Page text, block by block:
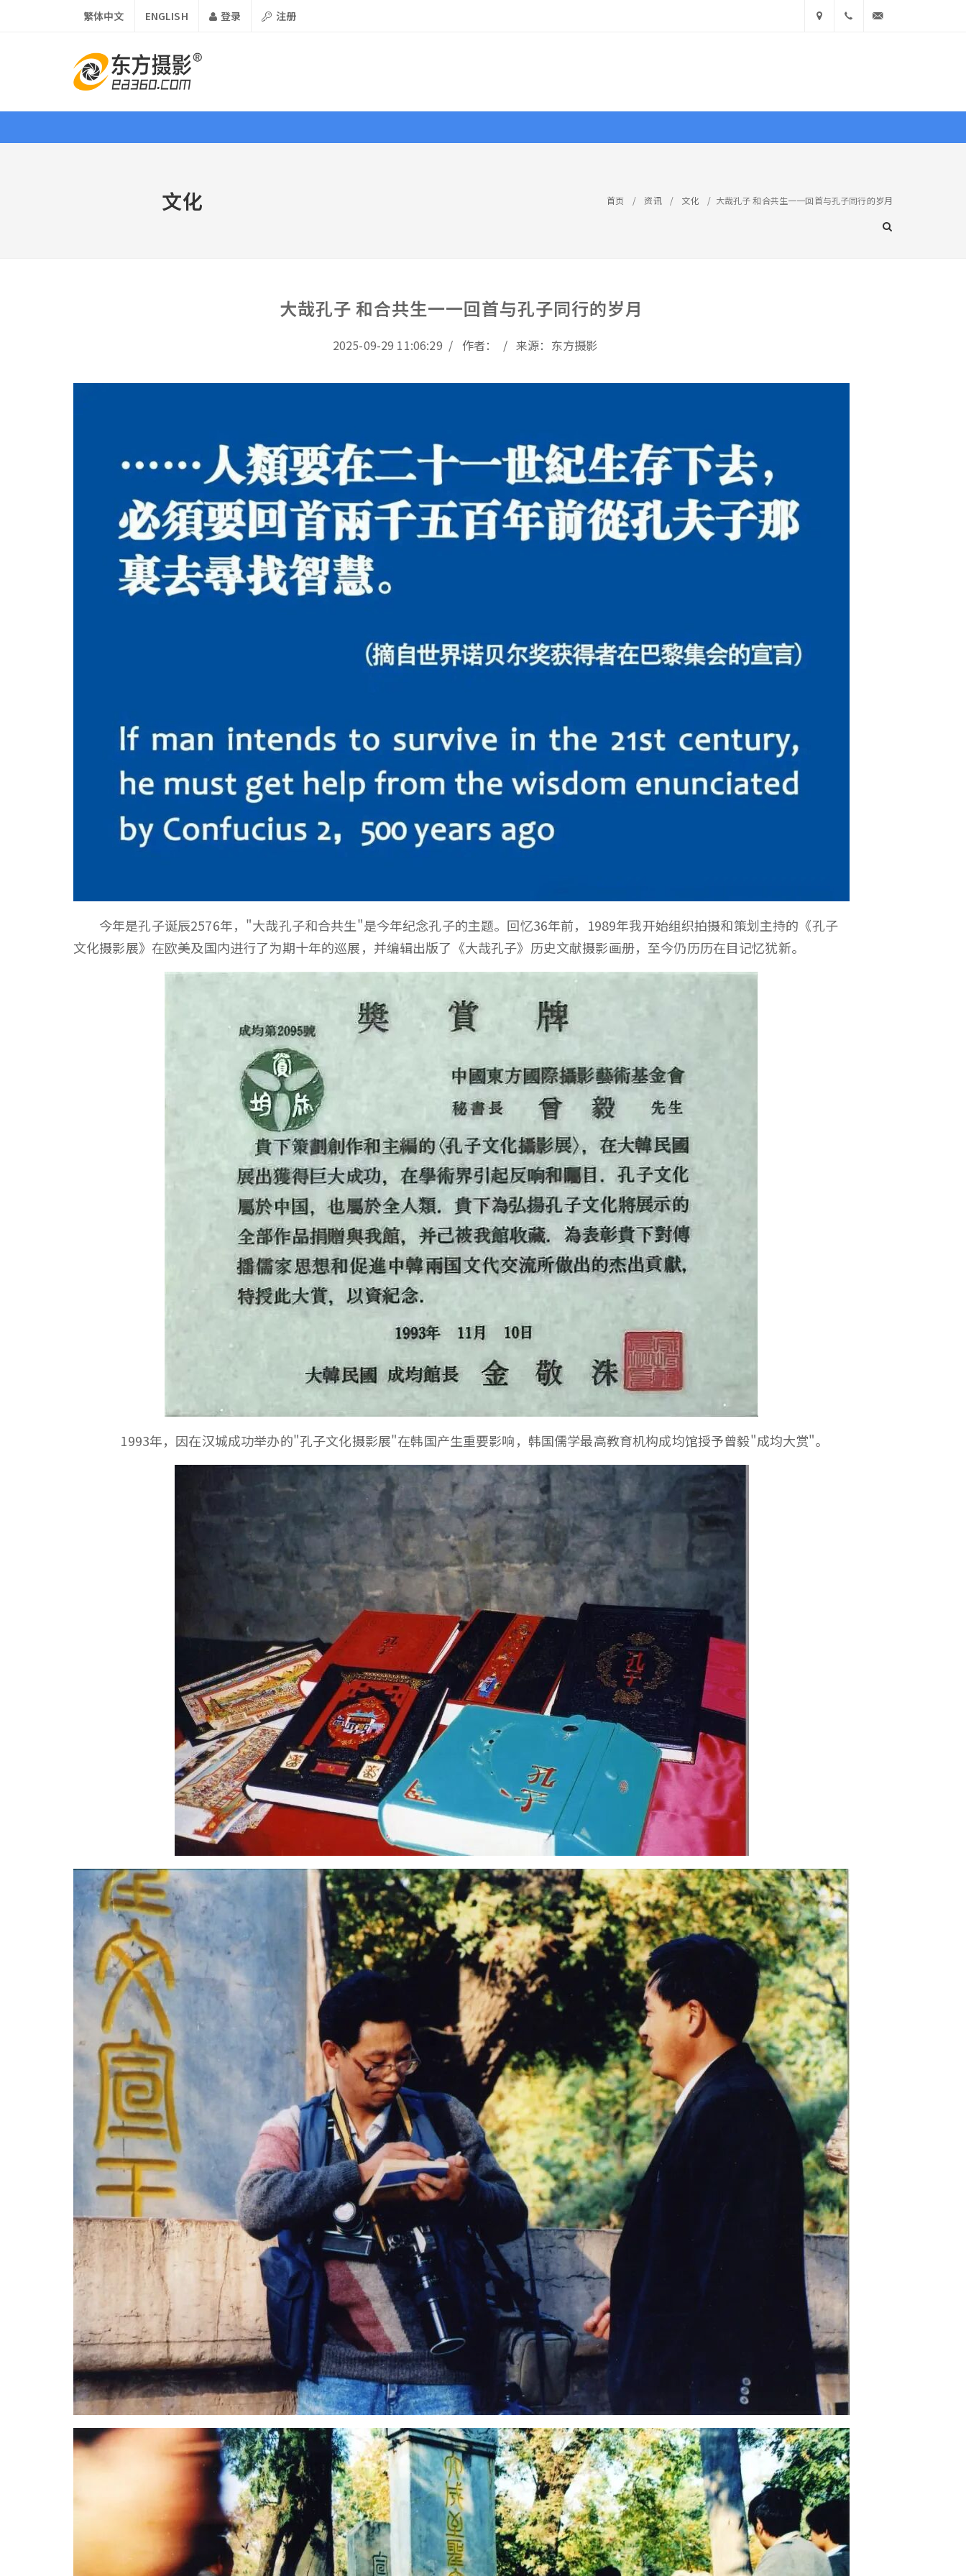
繁体中文 ENGLISH 登录 注册
东省济
南市历
耕路
1551
首页 资讯 课程 器材 行摄 作品 视界 大赛 资源 文献 图库 商城
业界 活动 文化 访谈 览万象
文化 首页 / 资讯 / 文化 / 大哉孔子 和合共生一一回首与孔子同行的岁月
大哉孔子 和合共生一一回首与孔子同行的岁月
2025-09-29 11:06:29 / 作者： / 来源：东方摄影
今年是孔子诞辰2576年，"大哉孔子和合共生"是今年纪念孔子的主题。回忆36年前，1989年我开始组织拍摄和策划主持的《孔子
文化摄影展》在欧美及国内进行了为期十年的巡展，并编辑出版了《大哉孔子》历史文献摄影画册，至今仍历历在目记忆犹新。
1993年，因在汉城成功举办的"孔子文化摄影展"在韩国产生重要影响，韩国儒学最高教育机构成均馆授予曾毅"成均大赏"。